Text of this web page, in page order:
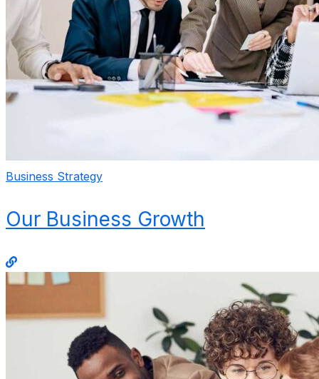
Business Strategy
Our Business Growth